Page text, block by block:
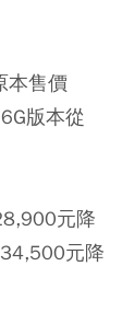
本售價
版本從
元降
元降